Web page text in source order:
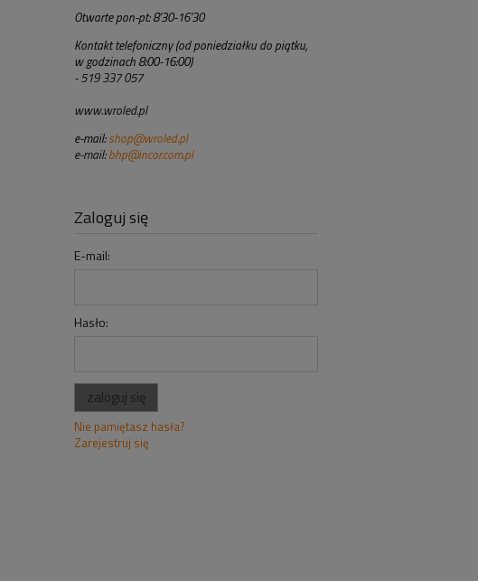
Otwarte pon-pt: 8'30-16'30
Kontakt telefoniczny (od poniedziałku do piątku,
w godzinach 8:00-16:00)
- 519 337 057
www.wroled.pl
e-mail: shop@wroled.pl
e-mail:bhp@incor.com.pl
Zaloguj się
E-mail:
Hasło:
zaloguj się
Nie pamiętasz hasła?
Zarejestruj się